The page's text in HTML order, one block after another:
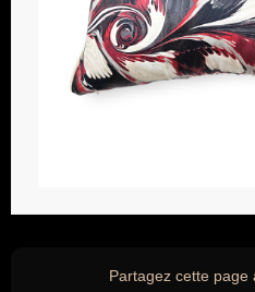
Partagez cette page